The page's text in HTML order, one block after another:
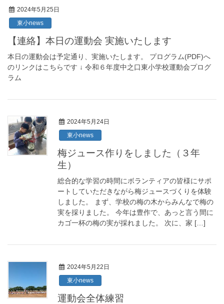
2024年5月25日
東小news
【連絡】本日の運動会 実施いたします
本日の運動会は予定通り、実施いたします。 プログラム(PDF)へ
のリンクはこちらです ↓ 令和６年度中之口東小学校運動会プログ
ラム
2024年5月24日
東小news
梅ジュース作りをしました（３年
生）
総合的な学習の時間にボランティアの皆様にサポ
ートしていただきながら梅ジュースづくりを体験
しました。 まず、学校の梅の木からみんなで梅の
実を採りました。 今年は豊作で、あっと言う間に
カゴ一杯の梅の実が採れました。 次に、家 […]
2024年5月22日
東小news
運動会全体練習